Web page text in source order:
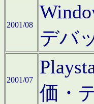
2001/08
デバ
2001/07
価・